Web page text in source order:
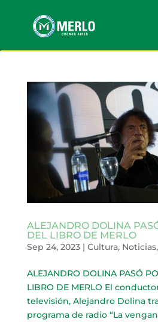
ALEJANDRO DOLINA
DEL LIBRO DE MERLO
Sep 24, 2023| Cultura, Noticias,
ALEJANDRO DOLINA PASÓ
LIBRO DE MERLO El
televisión, Alejandro Dolina
programa de radio “La